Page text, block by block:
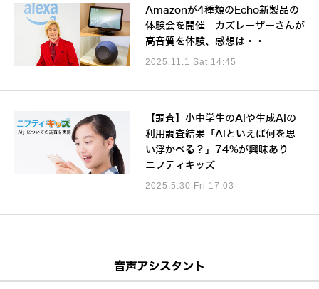
Amazonが4種類のEcho新製品の
体験会を開催 カズレーザーさんが
高音質を体験、感想は・・
2025.11.1 Sat 14:45
【調査】小中学生のAIや生成AIの
利用調査結果「AIといえば何を思
い浮かべる？」74%が興味あり
ニフティキッズ
2025.5.30 Fri 17:03
音声アシスタント